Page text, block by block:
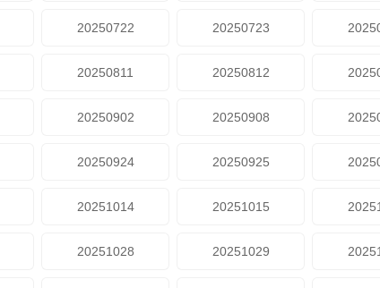
20250722 20250723
20250811 20250812
20250902 20250908
20250924 20250925
20251014 20251015
20251028 20251029